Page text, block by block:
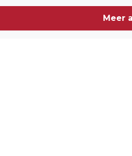
Meer